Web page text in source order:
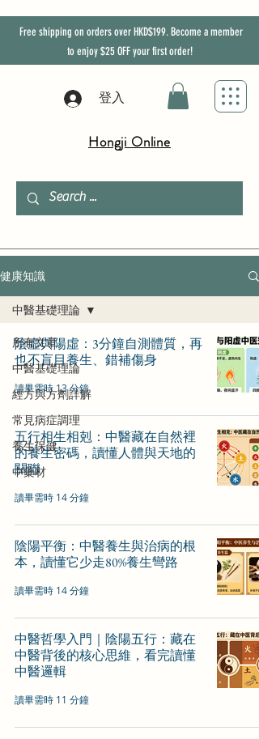
Free shipping on orders over HKD$199. Become a member
to enjoy$25 OFFyour first order!
登入
Hongji Online
健康知識
所有文章
中醫基礎理論
經方與方劑詳解
常見病症調理
養生保健
中藥材
中醫基礎理論
陰虛與陽虛：3分鐘自測體質，再
也不盲目養生、錯補傷身
讀畢需時 13 分鐘
五行相生相剋：中醫藏在自然裡
的養生密碼，讀懂人體與天地的
關聯
讀畢需時 14 分鐘
陰陽平衡：中醫養生與治病的根
本，讀懂它少走80%養生彎路
讀畢需時 14 分鐘
中醫哲學入門｜陰陽五行：藏在
中醫背後的核心思維，看完讀懂
中醫邏輯
讀畢需時 11 分鐘